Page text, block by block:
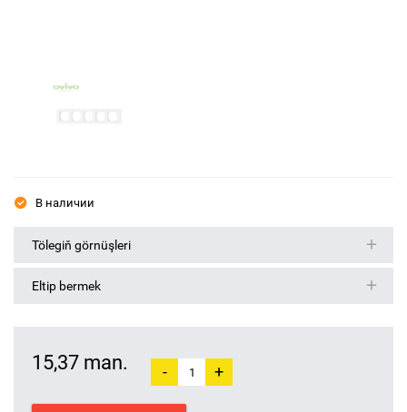
В наличии
Tölegiň görnüşleri
Eltip bermek
15,37 man. - +